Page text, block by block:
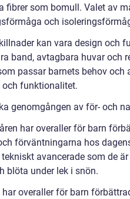
fibrer som bomull. Valet av
och
kan vara design och
band, avtagbara huvar och
passar barnets behov
funktionalitet.
genomgången av för- och
har overaller för barn
förväntningarna hos
avancerade som de
blöta under lek i snön.
har overaller för barn